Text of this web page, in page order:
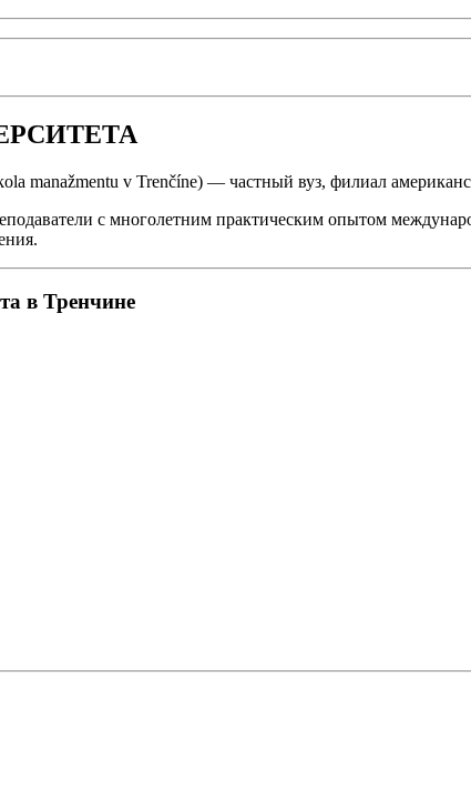
manažmentu v Trenčíne) — частный вуз, филиал
с многолетним практическим опытом
в Тренчине